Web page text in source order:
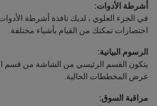
أشرطة الأدوات:
في الجزء العلوي ، لديك نافذة أشرطة
اختصارات تمكنك من القيام بأشياء مختلفة.
الرسوم البيانية:
يتكون القسم الرئيسي من الشاشة من قسم
عرض المخططات الحالية.
مراقبة السوق: